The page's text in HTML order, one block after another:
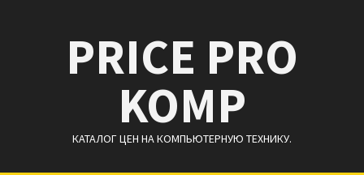
содержимомуPRICE PRO
KOMP
КАТАЛОГ ЦЕН НА КОМПЬЮТЕРНУЮ ТЕХНИКУ.